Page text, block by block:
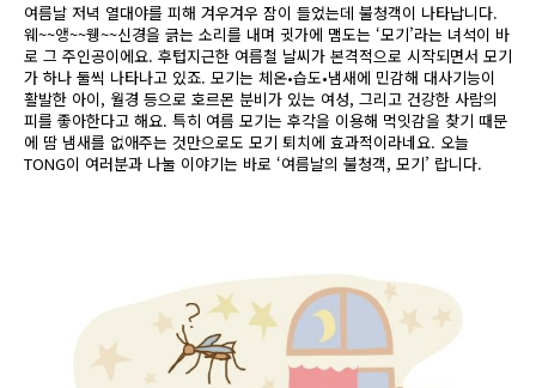
여름날 저녁 열대야를 피해 겨우겨우 잠이 들었는데 불청객이 나타납니다.
웨~~앵~~웽~~신경을 긁는 소리를 내며 귓가에 맴도는 ‘모기’라는 녀석이 바
로 그 주인공이에요. 후텁지근한 여름철 날씨가 본격적으로 시작되면서 모기
가 하나 둘씩 나타나고 있죠. 모기는 체온•습도•냄새에 민감해 대사기능이
활발한 아이, 월경 등으로 호르몬 분비가 있는 여성, 그리고 건강한 사람의
피를 좋아한다고 해요. 특히 여름 모기는 후각을 이용해 먹잇감을 찾기 때문
에 땀 냄새를 없애주는 것만으로도 모기 퇴치에 효과적이라네요. 오늘
TONG이 여러분과 나눌 이야기는 바로 ‘여름날의 불청객, 모기’ 랍니다.